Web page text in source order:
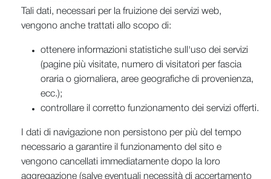
Tali dati, necessari per la fruizione dei servizi web,
vengono anche trattati allo scopo di:
ottenere informazioni statistiche sull'uso dei servizi
(pagine più visitate, numero di visitatori per fascia
oraria o giornaliera, aree geografiche di provenienza,
ecc.);
controllare il corretto funzionamento dei servizi offerti.
I dati di navigazione non persistono per più del tempo
necessario a garantire il funzionamento del sito e
vengono cancellati immediatamente dopo la loro
aggregazione (salve eventuali necessità di accertamento